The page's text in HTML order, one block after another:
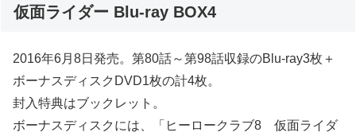
仮面ライダー Blu-ray BOX4
2016年6月8日発売。第80話～第98話収録のBlu-ray3枚＋
ボーナスディスクDVD1枚の計4枚。
封入特典はブックレット。
ボーナスディスクには、「ヒーロークラブ8 仮面ライダ